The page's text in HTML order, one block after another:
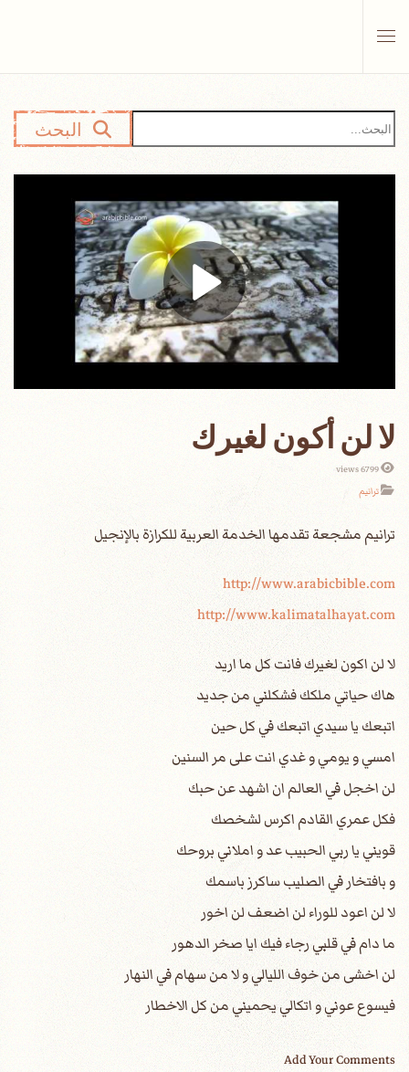
البحث
لا لن أكون لغيرك
6799 views
ترانيم
http://www.arabicbible.com
http://www.kalimatalhayat.com
لا لن اكون لغيرك فانت كل ما اريد
هاك حياتي ملكك فشكلني من جديد
اتبعك يا سيدي اتبعك في كل حين
امسي و يومي و غدي انت على مر السنين
لن اخجل في العالم ان اشهد عن حبك
فكل عمري القادم اكرس لشخصك
قويني يا ربي الحبيب عد و املاني بروحك
و بافتخار في الصليب ساكرز باسمك
لا لن اعود للوراء لن اضعف لن اخور
ما دام في قلبي رجاء فيك ايا صخر الدهور
لن اخشى من خوف الليالي و لا من سهام في النهار
فيسوع عوني و اتكالي يحميني من كل الاخطار
Add Your Comments